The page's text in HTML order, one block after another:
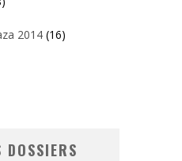
2014 (16)
DOSSIERS